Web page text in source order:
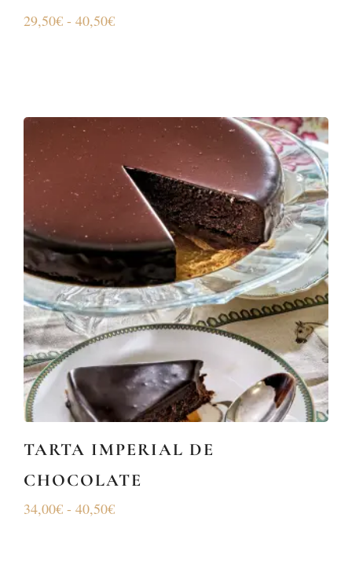
29,50€ - 40,50€
TARTA IMPERIAL DE
CHOCOLATE
34,00€ - 40,50€